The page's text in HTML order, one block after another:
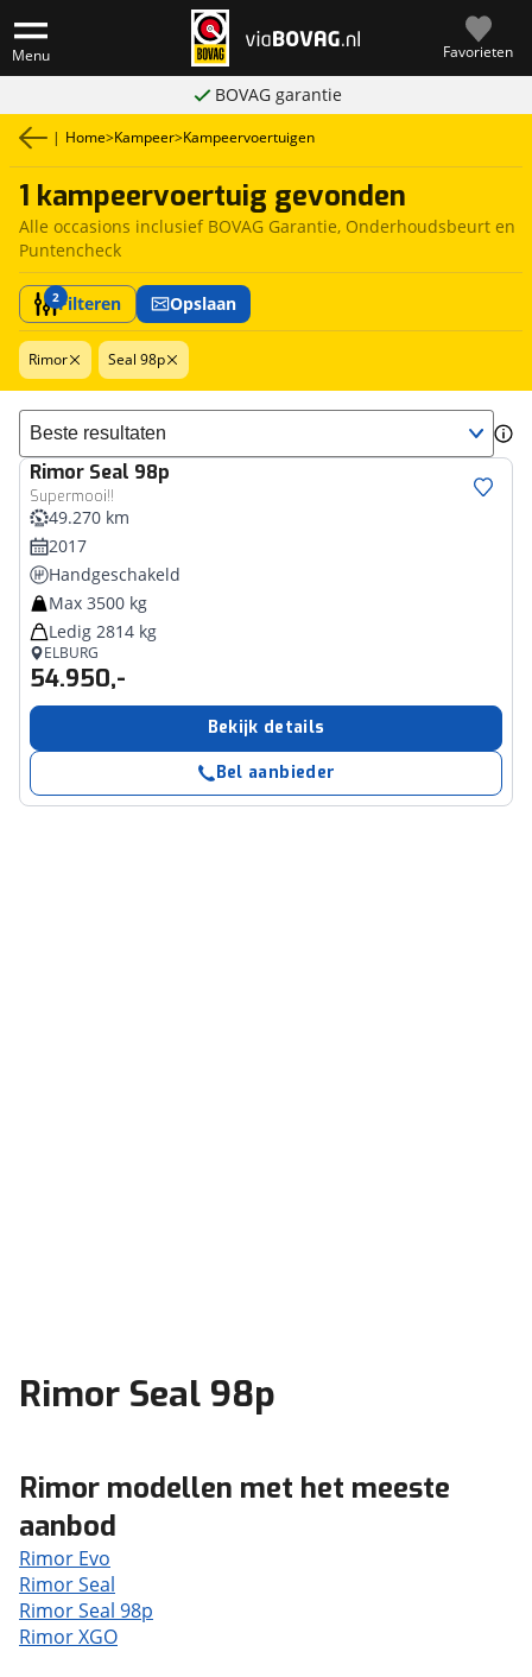
Menu Favorieten
BOVAG garantie
| Home>Kampeer>Kampeervoertuigen
1 kampeervoertuig gevonden
Alle occasions inclusief BOVAG Garantie, Onderhoudsbeurt en
Puntencheck
2Filteren Opslaan
Rimor Seal 98p
Sorteer resultaten
Rimor Seal 98p
Supermooi!!
49.270 km
2017
Handgeschakeld
Max 3500 kg
Ledig 2814 kg
ELBURG
54.950,-
Bekijk details
Bel aanbieder
Rimor Seal 98p
Rimor modellen met het meeste
aanbod
Rimor Evo
Rimor Seal
Rimor Seal 98p
Rimor XGO